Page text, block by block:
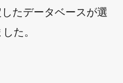
たデータベースが選
た。